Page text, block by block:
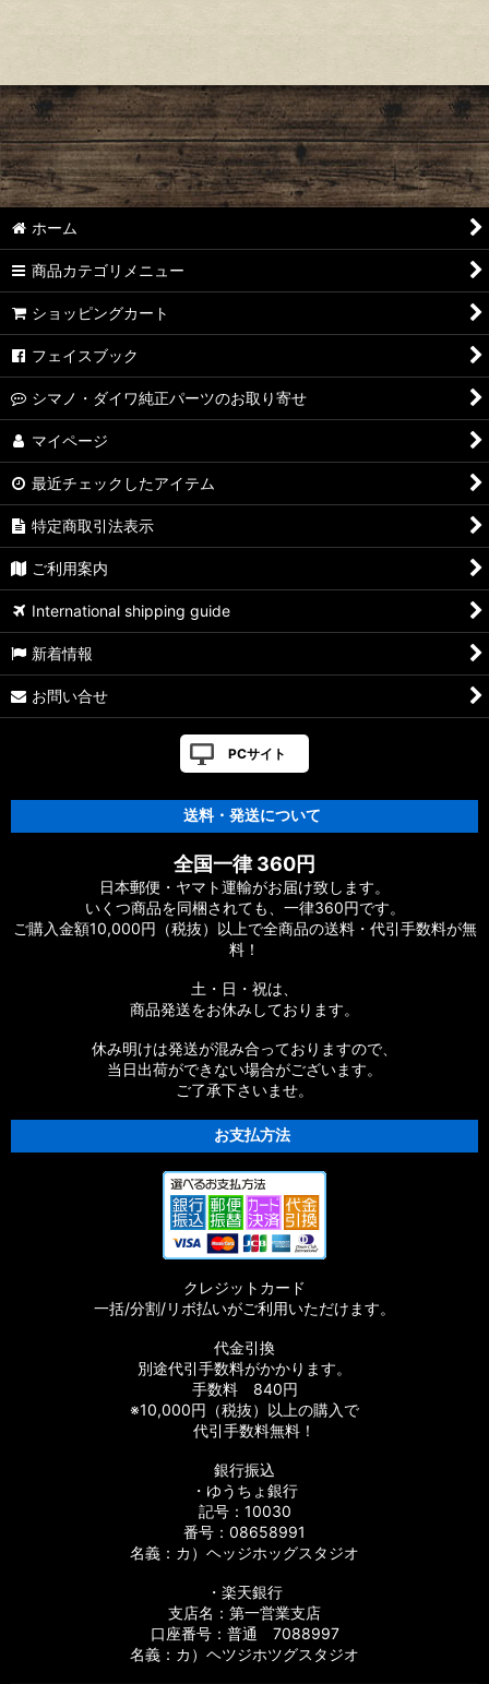
ホーム
商品カテゴリメニュー
ショッピングカート
フェイスブック
シマノ・ダイワ純正パーツのお取り寄せ
マイページ
最近チェックしたアイテム
特定商取引法表示
ご利用案内
International shipping guide
新着情報
お問い合せ
PCサイト
送料・発送について
全国一律 360円
日本郵便・ヤマト運輸がお届け致します。
いくつ商品を同梱されても、一律360円です。
ご購入金額10,000円（税抜）以上で全商品の送料・代引手数料が無
料！
土・日・祝は、
商品発送をお休みしております。
休み明けは発送が混み合っておりますので、
当日出荷ができない場合がございます。
ご了承下さいませ。
お支払方法
クレジットカード
一括/分割/リボ払いがご利用いただけます。
代金引換
別途代引手数料がかかります。
手数料 840円
※10,000円（税抜）以上の購入で
代引手数料無料！
銀行振込
・ゆうちょ銀行
記号：10030
番号：08658991
名義：カ）ヘッジホッグスタジオ
・楽天銀行
支店名：第一営業支店
口座番号：普通 7088997
名義：カ）ヘツジホツグスタジオ